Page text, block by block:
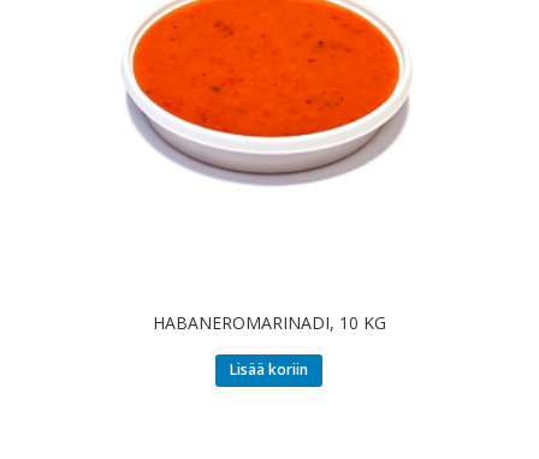
HABANEROMARINADI, 10 KG
Lisää koriin